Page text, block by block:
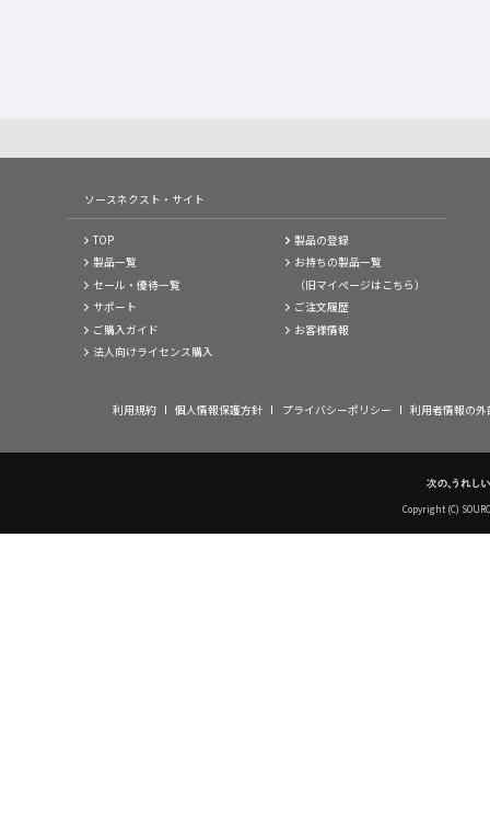
ソースネクスト・サイト
TOP
製品一覧
セール・優待一覧
サポート
ご購入ガイド
法人向けライセンス購入
製品の登録
お持ちの製品一覧
（旧マイページはこちら）
ご注文履歴
お客様情報
利用規約 個人情報保護方針 プライバシーポリシー 利用者情報の
Copyright (C)